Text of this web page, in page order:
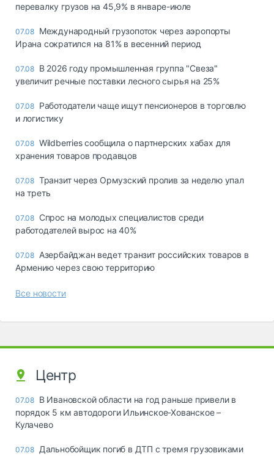
перевалку грузов на 45,9% в январе-июле
07.08 Международный грузопоток через аэропорты
Ирана сократился на 81% в весенний период
07.08 В 2026 году промышленная группа "Свеза"
увеличит речные поставки лесного сырья на 25%
07.08 Работодатели чаще ищут пенсионеров в торговлю
и логистику
07.08 Wildberries сообщила о партнерских хабах для
хранения товаров продавцов
07.08 Транзит через Ормузский пролив за неделю упал
на треть
07.08 Спрос на молодых специалистов среди
работодателей вырос на 40%
07.08 Азербайджан ведет транзит российских товаров в
Армению через свою территорию
Все новости
Центр
07.08 В Ивановской области на год раньше привели в
порядок 5 км автодороги Ильинское-Хованское –
Кулачево
07.08 Дальнобойщик погиб в ДТП с тремя грузовиками